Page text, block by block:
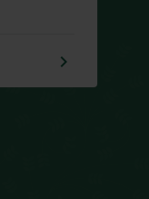
keyboard_arrow_right